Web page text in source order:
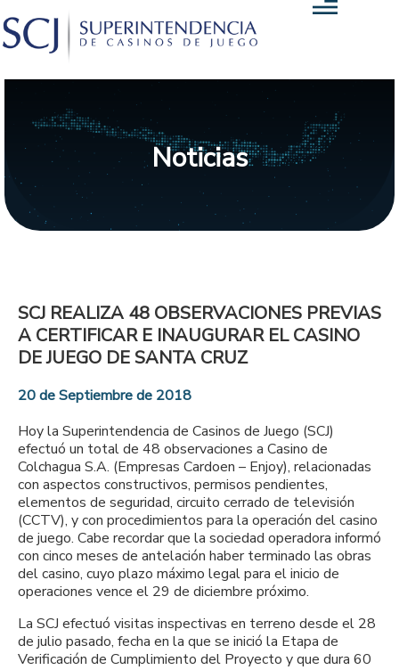
Noticias
SCJ REALIZA 48 OBSERVACIONES PREVIAS
A CERTIFICAR E INAUGURAR EL CASINO
DE JUEGO DE SANTA CRUZ
20 de Septiembre de 2018
Hoy la Superintendencia de Casinos de Juego (SCJ)
efectuó un total de 48 observaciones a Casino de
Colchagua S.A. (Empresas Cardoen – Enjoy), relacionadas
con aspectos constructivos, permisos pendientes,
elementos de seguridad, circuito cerrado de televisión
(CCTV), y con procedimientos para la operación del casino
de juego. Cabe recordar que la sociedad operadora informó
con cinco meses de antelación haber terminado las obras
del casino, cuyo plazo máximo legal para el inicio de
operaciones vence el 29 de diciembre próximo.
La SCJ efectuó visitas inspectivas en terreno desde el 28
de julio pasado, fecha en la que se inició la Etapa de
Verificación de Cumplimiento del Proyecto y que dura 60